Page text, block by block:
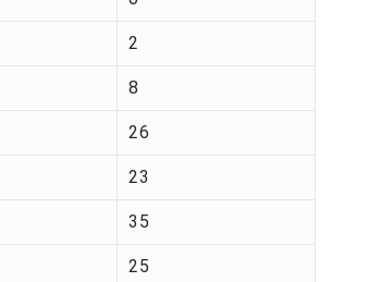
2
8
26
23
35
25